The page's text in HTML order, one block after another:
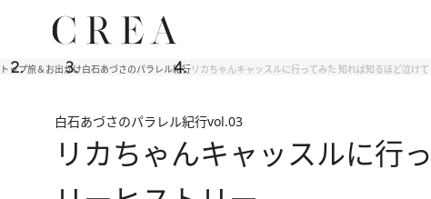
トップ旅＆お出かけ白石あづさのパラレル紀行リカちゃんキャッスルに行ってみた 知れば知るほど泣け
白石あづさのパラレル紀行vol.03
リカちゃんキャッスルに行